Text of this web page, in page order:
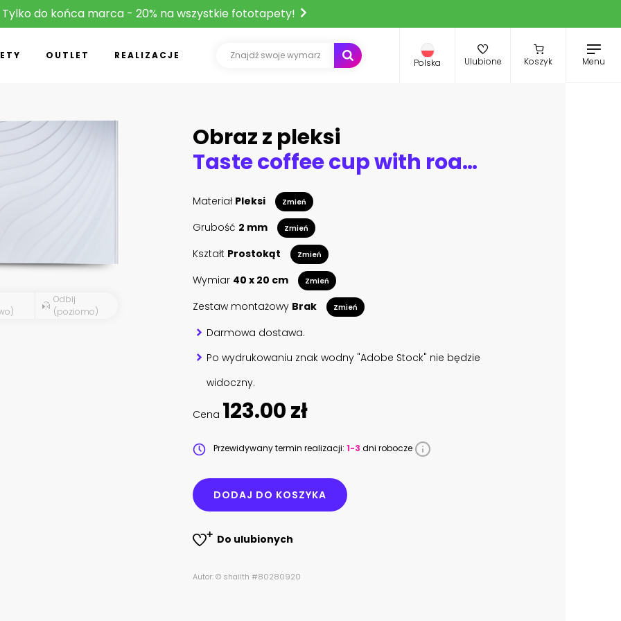
Tylko do końca marca - 20% na wszystkie fototapety!
OUTLET REALIZACJE
Polska Ulubione Koszyk Menu
Odbij
(poziomo)
Obraz z pleksi
Taste coffee cup with roasted seeds
Materiał Pleksi Zmień
Grubość 2 mm Zmień
Kształt Prostokąt Zmień
Wymiar 40 x 20 cm Zmień
Zestaw montażowy Brak Zmień
Darmowa dostawa.
Po wydrukowaniu znak wodny "Adobe Stock" nie będzie
widoczny.
Cena 123.00 zł
Przewidywany termin realizacji: 1-3 dni robocze
DODAJ DO KOSZYKA
Do ulubionych
Autor: © shaiith #80280920